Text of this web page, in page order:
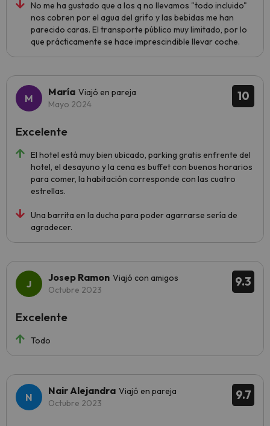
No me ha gustado que a los q no llevamos "todo incluido"
nos cobren por el agua del grifo y las bebidas me han
parecido caras. El transporte público muy limitado, por lo
que prácticamente se hace imprescindible llevar coche.
10
María Viajó en pareja
Mayo 2024
El hotel está muy bien ubicado, parking gratis enfrente del
hotel, el desayuno y la cena es buffet con buenos horarios
para comer, la habitación corresponde con las cuatro
estrellas.
Una barrita en la ducha para poder agarrarse sería de
agradecer.
Excelente
9.3
Josep Ramon Viajó con amigos
Octubre 2023
Todo
Excelente
9.7
Nair Alejandra Viajó en pareja
Octubre 2023